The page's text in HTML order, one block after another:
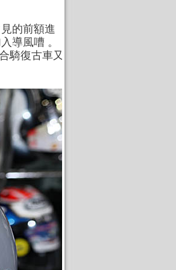
的前額進
導風嘈 。
騎復古車又